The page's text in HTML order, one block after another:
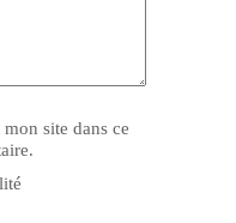
site dans ce